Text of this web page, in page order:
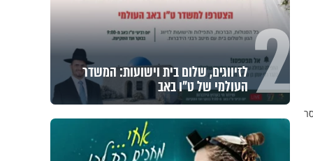
2 לזיווגים, שלום בית וישועות: המשדר
העולמי של ט"ו באב